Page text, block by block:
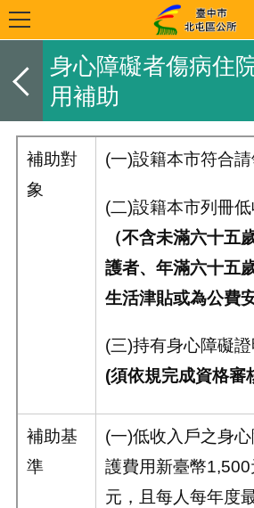
身心障礙者傷病住
用補助
補助對
象
(一)設籍本市符合
(二)設籍本市列冊
（不含未滿六十五
護者、年滿六十五
生活津貼或為公費
(三)持有身心障礙
(須依規完成資格審
補助基
準
(一)低收入戶之身心
護費用新臺幣1,500
元，且每人每年度